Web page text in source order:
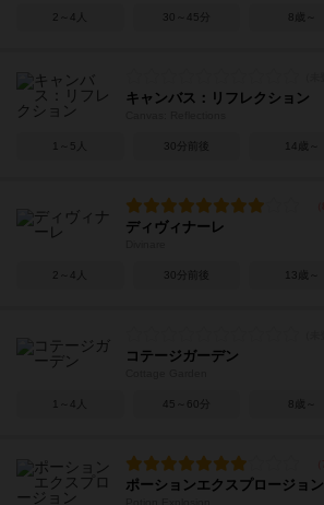
2～4人 30～45分 8歳～
キャンバス：リフレクション
1～5人 30分前後 14歳～
ディヴィナーレ
2～4人 30分前後 13歳～
コテージガーデン
1～4人 45～60分 8歳～
ポーションエクスプロージョン